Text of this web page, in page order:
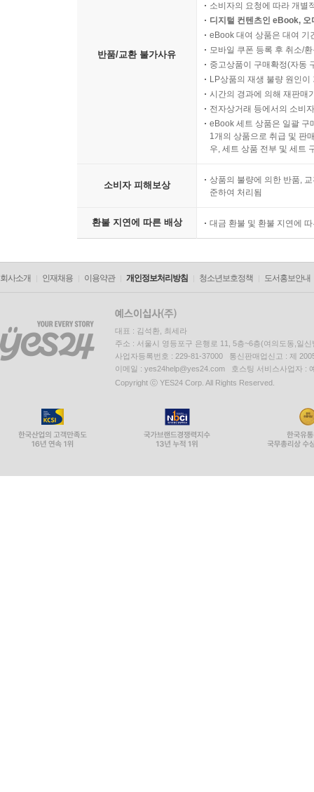
반품/교환 불가사유
소비자의 요청에 따라 개별
디지털 컨텐츠인 eBook,
eBook 대여 상품은 대여 기
모바일 쿠폰 등록 후 취소/
중고상품이 구매확정(자동
LP상품의 재생 불량 원인
시간의 경과에 의해 재판매
전자상거래 등에서의 소비
eBook 세트 상품은 일괄 구
1개의 상품으로 취급 및 판
우, 세트 상품 전부 및 세트
소비자 피해보상
상품의 불량에 의한 반품,
준하여 처리됨
환불 지연에 따른 배상 대금 환불 및 환불 지연에
회사소개 인재채용 이용약관 개인정보처리방침 청소년보호정책 도서홍보안내
대표 : 김석환, 최세라
주소 : 서울시 영등포구 은행로 11, 5층~6층(여의도동,일신
사업자등록번호 : 229-81-37000 통신판매업신고 : 제
이메일 : yes24help@yes24.com 호스팅 서비스사업자 :
Copyright ⓒ YES24 Corp. All Rights Reserved.